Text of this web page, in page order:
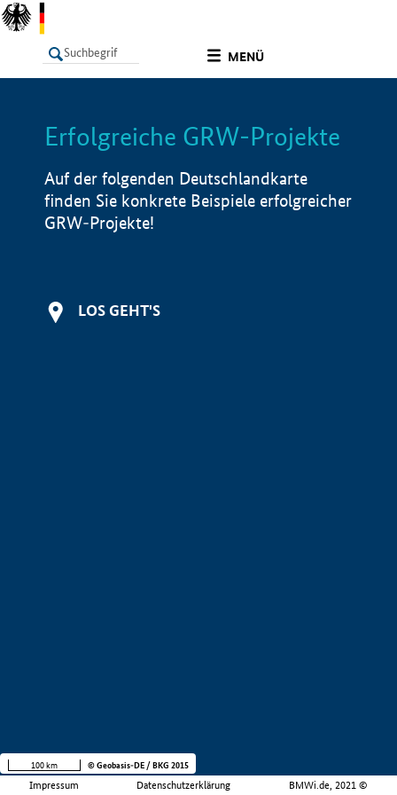
MENÜ
LISTE Info
Erfolgreiche GRW-Projekte
Auf der folgenden Deutschlandkarte
finden Sie konkrete Beispiele erfolgreicher
GRW-Projekte!
LOS GEHT'S
Impressum Datenschutzerklärung BMWi.de, 2021 ©
100 km © Geobasis-DE / BKG 2015